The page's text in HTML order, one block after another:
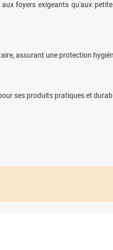
foyers exigeants qu'aux
assurant une protection
ses produits pratiques et